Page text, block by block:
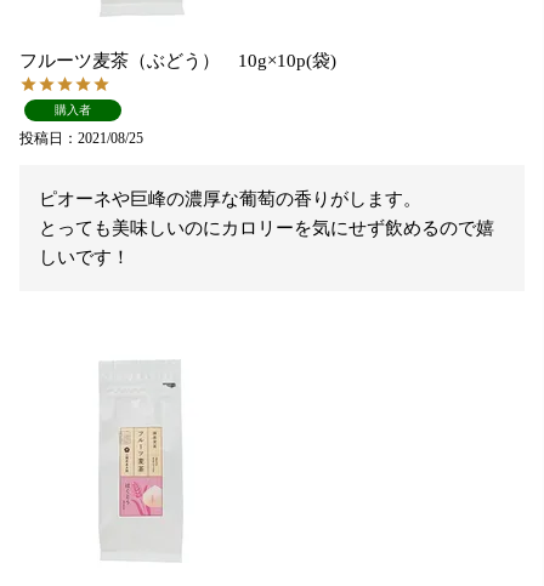
フルーツ麦茶（ぶどう） 10g×10p(袋)
購入者
投稿日 2021/08/25
ピオーネや巨峰の濃厚な葡萄の香りがします。
とっても美味しいのにカロリーを気にせず飲めるので嬉
しいです！